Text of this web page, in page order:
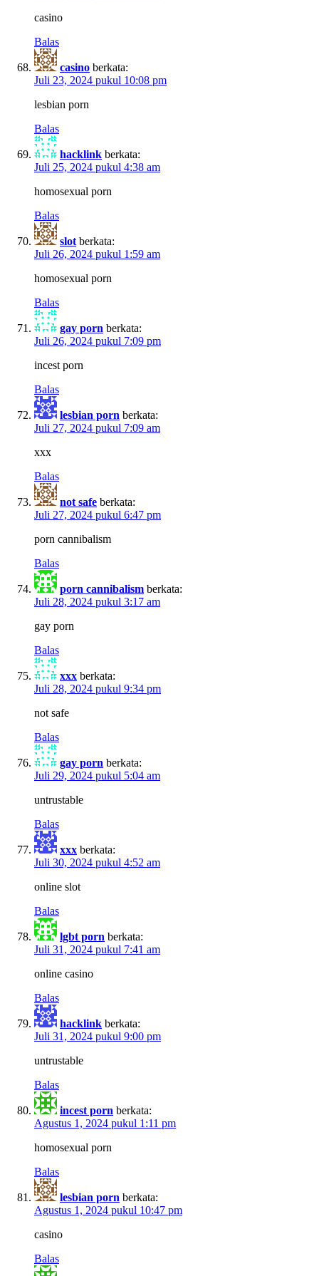
casino
Balas
casino berkata:
Juli 23, 2024 pukul 10:08 pm
lesbian porn
Balas
hacklink berkata:
Juli 25, 2024 pukul 4:38 am
homosexual porn
Balas
slot berkata:
Juli 26, 2024 pukul 1:59 am
homosexual porn
Balas
gay porn berkata:
Juli 26, 2024 pukul 7:09 pm
incest porn
Balas
lesbian porn berkata:
Juli 27, 2024 pukul 7:09 am
xxx
Balas
not safe berkata:
Juli 27, 2024 pukul 6:47 pm
porn cannibalism
Balas
porn cannibalism berkata:
Juli 28, 2024 pukul 3:17 am
gay porn
Balas
xxx berkata:
Juli 28, 2024 pukul 9:34 pm
not safe
Balas
gay porn berkata:
Juli 29, 2024 pukul 5:04 am
untrustable
Balas
xxx berkata:
Juli 30, 2024 pukul 4:52 am
online slot
Balas
lgbt porn berkata:
Juli 31, 2024 pukul 7:41 am
online casino
Balas
hacklink berkata:
Juli 31, 2024 pukul 9:00 pm
untrustable
Balas
incest porn berkata:
Agustus 1, 2024 pukul 1:11 pm
homosexual porn
Balas
lesbian porn berkata:
Agustus 1, 2024 pukul 10:47 pm
casino
Balas